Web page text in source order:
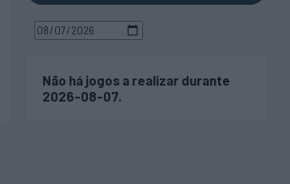
Não há jogos a realizar durante
2026-08-07.